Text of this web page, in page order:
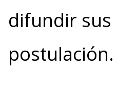
difundir sus
postulación.